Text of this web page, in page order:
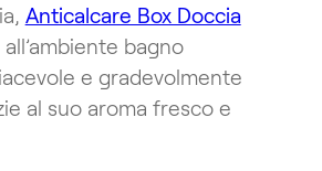
Anticalcare Box Doccia
all’ambiente bagno
e gradevolmente
al suo aroma fresco e